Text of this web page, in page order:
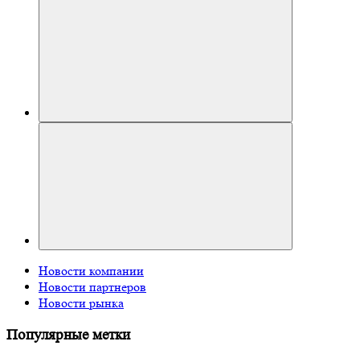
Новости компании
Новости партнеров
Новости рынка
Популярные метки